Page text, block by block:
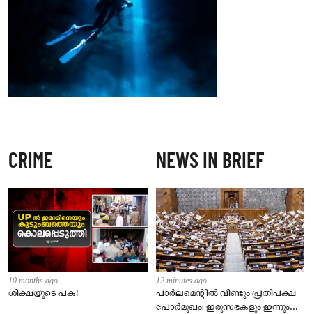
CRIME
10 months ago
ശിക്ഷയുടെ പക!
NEWS IN BRIEF
12 minutes ago
പാർലമെന്റിൽ വീണ്ടും പ്രതിപക്ഷ
പോർമുഖം: ഇരുസഭകളും ഇന്നും